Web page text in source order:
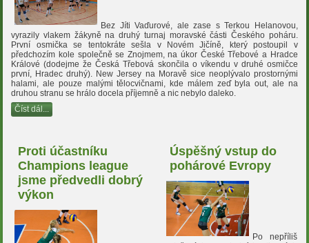
Bez Jíti Vaďurové, ale zase s Terkou Helanovou,
vyrazily vlakem žákyně na druhý turnaj moravské části Českého poháru.
První osmička se tentokráte sešla v Novém Jičíně, který postoupil v
předchozím kole společně se Znojmem, na úkor České Třebové a Hradce
Králové (dodejme že Česká Třebová skončila o víkendu v druhé osmičce
první, Hradec druhý). New Jersey na Moravě sice neoplývalo prostornými
halami, ale pouze malými tělocvičnami, kde málem zeď byla out, ale na
druhou stranu se hrálo docela příjemně a nic nebylo daleko.
Číst dál...
Proti účastníku
Champions league
jsme předvedli dobrý
výkon
Úspěšný vstup do
pohárové Evropy
Po nepříliš